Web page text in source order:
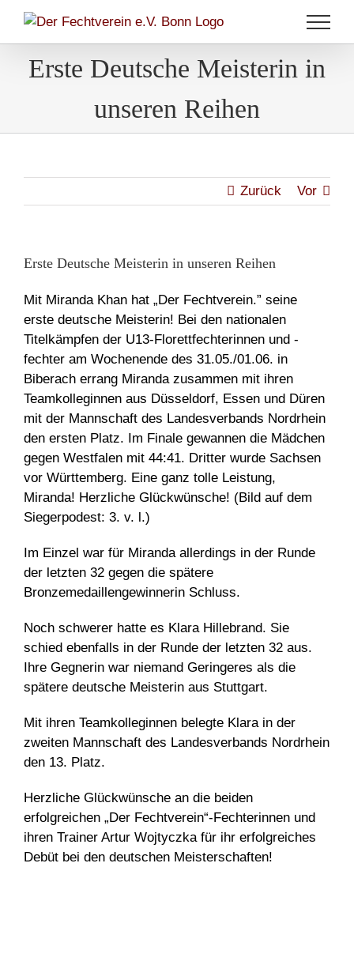
Zum
Inhalt
springen
Erste Deutsche Meisterin in
unseren Reihen
Zurück Vor
Erste Deutsche Meisterin in unseren Reihen
Mit Miranda Khan hat „Der Fechtverein.” seine
erste deutsche Meisterin! Bei den nationalen
Titelkämpfen der U13-Florettfechterinnen und -
fechter am Wochenende des 31.05./01.06. in
Biberach errang Miranda zusammen mit ihren
Teamkolleginnen aus Düsseldorf, Essen und Düren
mit der Mannschaft des Landesverbands Nordrhein
den ersten Platz. Im Finale gewannen die Mädchen
gegen Westfalen mit 44:41. Dritter wurde Sachsen
vor Württemberg. Eine ganz tolle Leistung,
Miranda! Herzliche Glückwünsche! (Bild auf dem
Siegerpodest: 3. v. l.)
Im Einzel war für Miranda allerdings in der Runde
der letzten 32 gegen die spätere
Bronzemedaillengewinnerin Schluss.
Noch schwerer hatte es Klara Hillebrand. Sie
schied ebenfalls in der Runde der letzten 32 aus.
Ihre Gegnerin war niemand Geringeres als die
spätere deutsche Meisterin aus Stuttgart.
Mit ihren Teamkolleginnen belegte Klara in der
zweiten Mannschaft des Landesverbands Nordrhein
den 13. Platz.
Herzliche Glückwünsche an die beiden
erfolgreichen „Der Fechtverein“-Fechterinnen und
ihren Trainer Artur Wojtyczka für ihr erfolgreiches
Debüt bei den deutschen Meisterschaften!